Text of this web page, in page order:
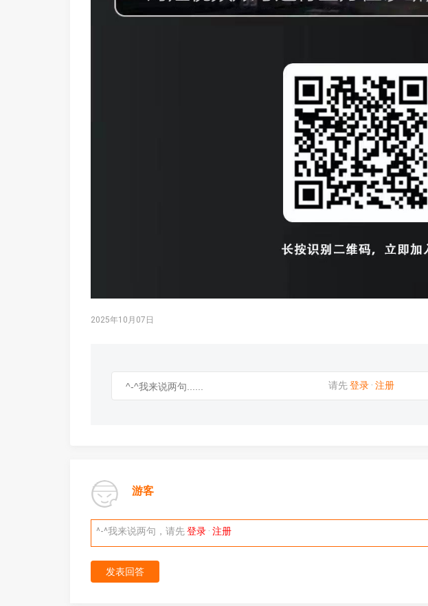
2025年10月07日
请先登录 · 注册
游客
^-^我来说两句，请先登录 · 注册
发表回答